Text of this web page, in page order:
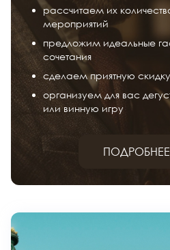
рассчитаем их
мероприятий
предложим идеальные
сочетания
сделаем приятную скидку
организуем для вас
или винную игру
ПОДРОБНЕЕ